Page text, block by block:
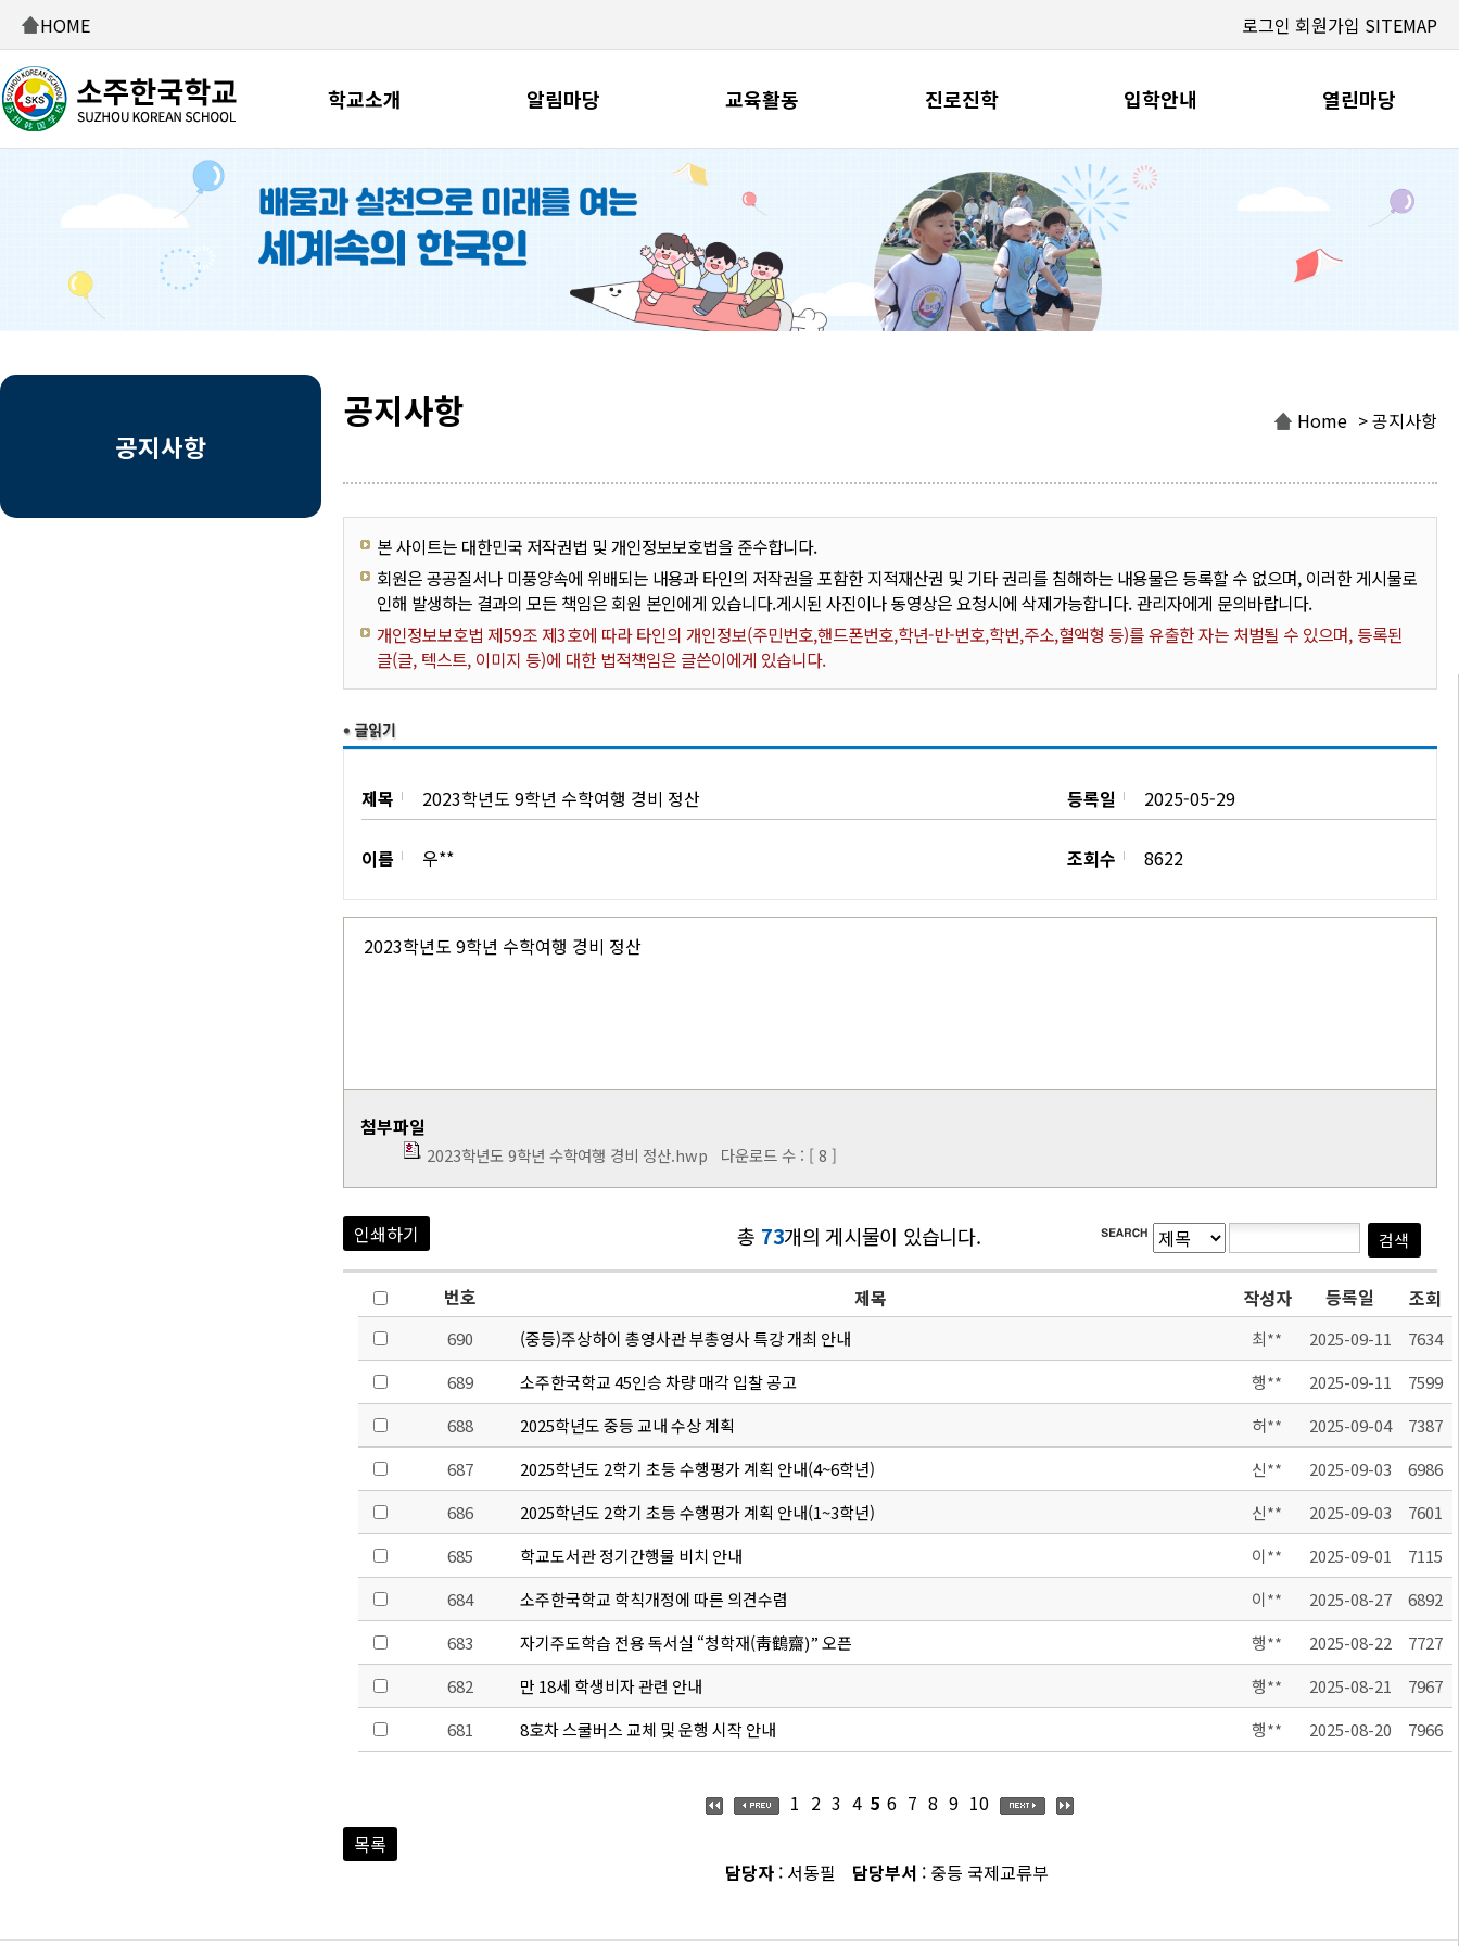
HOME 로그인 회원가입 SITEMAP
학교소개 알림마당 교육활동 진로진학 입학안내 열린마당
공지사항
공지사항 Home > 공지사항
본 사이트는 대한민국 저작권법 및 개인정보보호법을 준수합니다.
회원은 공공질서나 미풍양속에 위배되는 내용과 타인의 저작권을 포함한 지적재산권 및 기타 권리를 침해하는 내용물은 등록할 수 없으며, 이러한 게시물로
인해 발생하는 결과의 모든 책임은 회원 본인에게 있습니다.게시된 사진이나 동영상은 요청시에 삭제가능합니다. 관리자에게 문의바랍니다.
개인정보보호법 제59조 제3호에 따라 타인의 개인정보(주민번호,핸드폰번호,학년-반-번호,학번,주소,혈액형 등)를 유출한 자는 처벌될 수 있으며, 등록된
글(글, 텍스트, 이미지 등)에 대한 법적책임은 글쓴이에게 있습니다.
제목 2023학년도 9학년 수학여행 경비 정산 등록일 2025-05-29
이름 우** 조회수 8622
2023학년도 9학년 수학여행 경비 정산
첨부파일
2023학년도 9학년 수학여행 경비 정산.hwp 다운로드 수 : [ 8 ]
인쇄하기 총 73개의 게시물이 있습니다.
번호 제목 작성자 등록일 조회
690 (중등)주상하이 총영사관 부총영사 특강 개최 안내 최** 2025-09-11
7634
689
소주한국학교 45인승 차량 매각 입찰 공고 행** 2025-09-11
7599
688
2025학년도 중등 교내 수상 계획 허** 2025-09-04
7387
687
2025학년도 2학기 초등 수행평가 계획 안내(4~6학년) 신** 2025-09-03
6986
686
2025학년도 2학기 초등 수행평가 계획 안내(1~3학년) 신** 2025-09-03
7601
685
학교도서관 정기간행물 비치 안내 이** 2025-09-01
7115
684
소주한국학교 학칙개정에 따른 의견수렴 이** 2025-08-27
6892
683
자기주도학습 전용 독서실 “청학재(靑鶴齋)” 오픈 행** 2025-08-22
7727
682
만 18세 학생비자 관련 안내 행** 2025-08-21
7967
681
8호차 스쿨버스 교체 및 운행 시작 안내 행** 2025-08-20 7966
1 2 3 4 5 6 7 8 9 10
목록
담당자 : 서동필 담당부서 : 중등 국제교류부